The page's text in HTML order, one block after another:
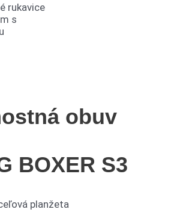
rukavice
s
obuv
BOXER S3
planžeta